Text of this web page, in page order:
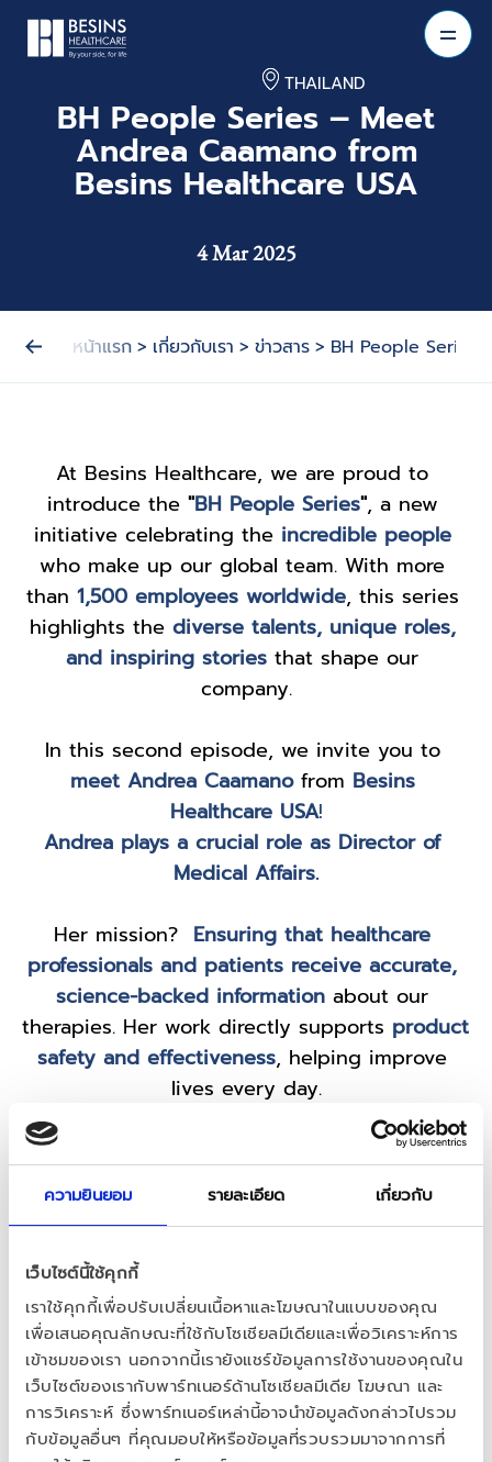
ความยินยอม รายละเอียด เกี่ยวกับ
เว็บไซต์นี้ใช้คุกกี้
เราใช้คุกกี้เพื่อปรับเปลี่ยนเนื้อหาและโฆษณาในแบบของคุณ
เพื่อเสนอคุณลักษณะที่ใช้กับโซเชียลมีเดียและเพื่อวิเคราะห์การ
เข้าชมของเรา นอกจากนี้เรายังแชร์ข้อมูลการใช้งานของคุณใน
เว็บไซต์ของเรากับพาร์ทเนอร์ด้านโซเชียลมีเดีย โฆษณา และ
การวิเคราะห์ ซึ่งพาร์ทเนอร์เหล่านี้อาจนำข้อมูลดังกล่าวไปรวม
กับข้อมูลอื่นๆ ที่คุณมอบให้หรือข้อมูลที่รวบรวมมาจากการที่
THAILAND
BH People Series – Meet
Andrea Caamano from
Besins Healthcare USA
4 Mar 2025
หน้าแรก > เกี่ยวกับเรา > ข่าวสาร > BH People Series
At Besins Healthcare, we are proud to
introduce the "BH People Series", a new
initiative celebrating the incredible people
who make up our global team. With more
than 1,500 employees worldwide, this series
highlights the diverse talents, unique roles,
and inspiring stories that shape our
company.
In this second episode, we invite you to
meet Andrea Caamano from Besins
Healthcare USA!
Andrea plays a crucial role as Director of
Medical Affairs.
Her mission? Ensuring that healthcare
professionals and patients receive accurate,
science-backed information about our
therapies. Her work directly supports product
safety and effectiveness, helping improve
lives every day.
She is also the
The HRT
Club
patients directly with healthcare providers
and manufacturers.
But Andrea is more than just her job!
-A passionate reader
-A Broadway enthusias